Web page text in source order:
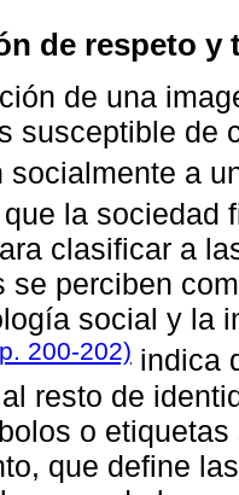
de respeto y
de una
susceptible de
socialmente a
la sociedad
clasificar a
se perciben
social y la
200-202) indica
resto de
o
que define